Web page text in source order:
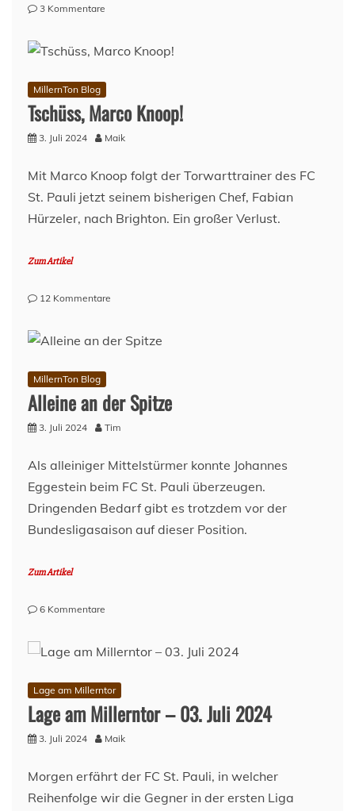
3 Kommentare
Millerntor
04.
2024
MillernTon Blog
Tschüss, Marco Knoop!
3. Juli 2024 Maik
Mit Marco Knoop folgt der Torwarttrainer des FC
St. Pauli jetzt seinem bisherigen Chef, Fabian
Hürzeler, nach Brighton. Ein großer Verlust.
Zum Artikel
12 Kommentare
Knoop!
MillernTon Blog
Alleine an der Spitze
3. Juli 2024 Tim
Als alleiniger Mittelstürmer konnte Johannes
Eggestein beim FC St. Pauli überzeugen.
Dringenden Bedarf gibt es trotzdem vor der
Bundesligasaison auf dieser Position.
Zum Artikel
6 Kommentare
der
Lage am Millerntor
Lage am Millerntor – 03. Juli 2024
3. Juli 2024 Maik
Morgen erfährt der FC St. Pauli, in welcher
Reihenfolge wir die Gegner in der ersten Liga